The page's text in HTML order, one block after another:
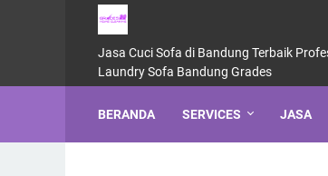
Jasa Cuci Sofa di Bandung Terbaik
Laundry Sofa Bandung Grades
BERANDA SERVICES JASA